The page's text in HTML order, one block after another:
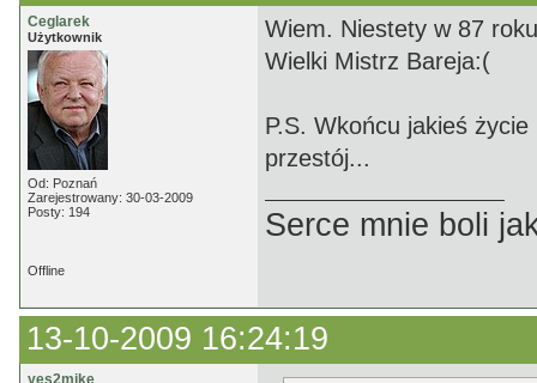
Ceglarek
Użytkownik
Od: Poznań
Zarejestrowany: 30-03-2009
Posty: 194
Wiem. Niestety w 87
Wielki Mistrz Bareja:(
P.S. Wkońcu jakieś
przestój...
Serce mnie boli
Offline
13-10-2009 16:24:19
yes2mike